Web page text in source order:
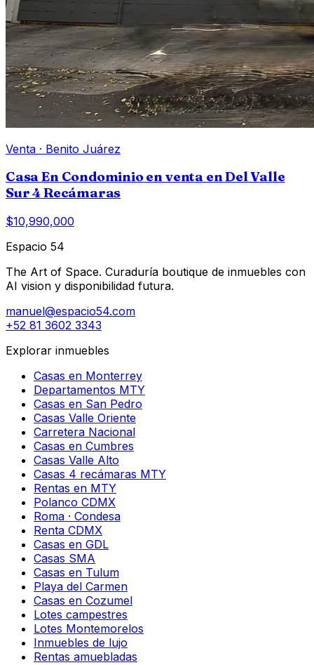
Venta · Benito Juárez
Casa En Condominio en venta en Del Valle
Sur 4 Recámaras
$10,990,000
Espacio 54
The Art of Space. Curaduría boutique de inmuebles con
AI vision y disponibilidad futura.
manuel@espacio54.com
+52 81 3602 3343
Explorar inmuebles
Casas en Monterrey
Departamentos MTY
Casas en San Pedro
Casas Valle Oriente
Carretera Nacional
Casas en Cumbres
Casas Valle Alto
Casas 4 recámaras MTY
Rentas en MTY
Polanco CDMX
Roma · Condesa
Renta CDMX
Casas en GDL
Casas SMA
Casas en Tulum
Playa del Carmen
Casas en Cozumel
Lotes campestres
Lotes Montemorelos
Inmuebles de lujo
Rentas amuebladas